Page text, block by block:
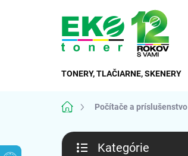
TONERY, TLAČIARNE, SKENERY
DomovPočítače a príslušenstvo
B
Kategórie